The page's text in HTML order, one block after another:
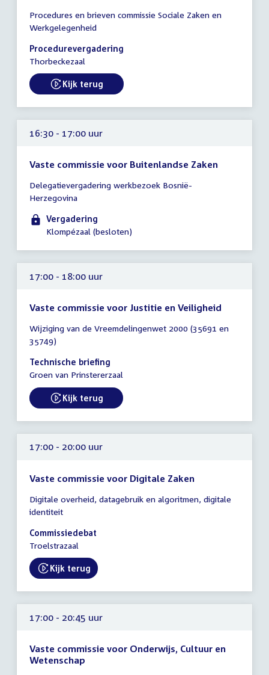
vergadering
16:30
-
17:30
Procedures en brieven commissie Sociale Zaken en
Werkgelegenheid
Procedurevergadering
Thorbeckezaal
External link:
Kijk terug
16:30 - 17:00 uur
Vaste commissie voor Buitenlandse Zaken
vergadering
16:30
17:00
Delegatievergadering werkbezoek Bosnië-
Herzegovina
Vergadering
Klompézaal (besloten)
17:00 - 18:00 uur
Vaste commissie voor Justitie en Veiligheid
vergadering
17:00
-
18:00
Wijziging van de Vreemdelingenwet 2000 (35691 en
35749)
Technische briefing
Groen van Prinstererzaal
External link:
Kijk terug
17:00 - 20:00 uur
Vaste commissie voor Digitale Zaken
vergadering
17:00
-
20:00
Digitale overheid, datagebruik en algoritmen, digitale
identiteit
Commissiedebat
Troelstrazaal
External link:
Kijk terug
17:00 - 20:45 uur
Vaste commissie voor Onderwijs, Cultuur en
Wetenschap